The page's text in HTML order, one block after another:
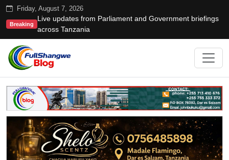
Friday, August 7, 2026
Breaking
Live updates from Parliament and Government briefings
across Tanzania